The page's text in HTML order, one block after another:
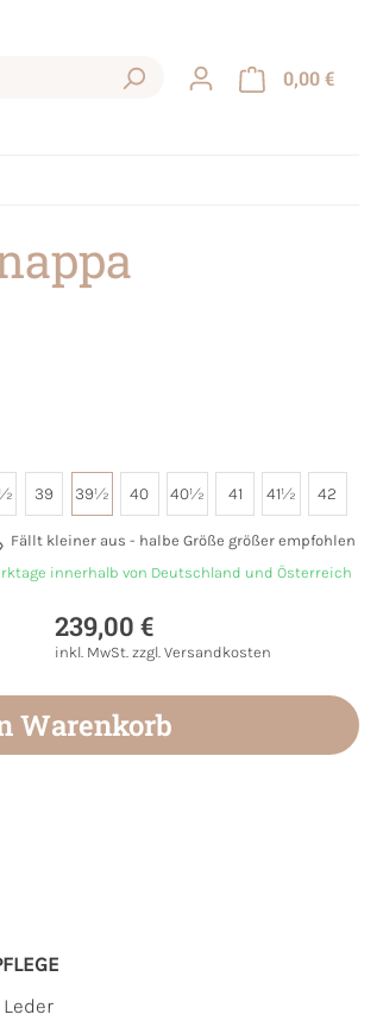
0,00 €
39 39½ 40 40½ 41 41½ 42
Fällt kleiner aus - halbe Größe größer empfohlen
innerhalb von Deutschland und Österreich
den gewünschten Wert ein
239,00 €
inkl. MwSt. zzgl. Versandkosten
Warenkorb
Leder